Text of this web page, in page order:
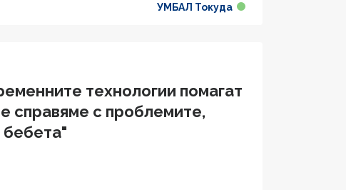
УМБАЛ Токуда
технологии помагат
справяме с проблемите,
бебета"